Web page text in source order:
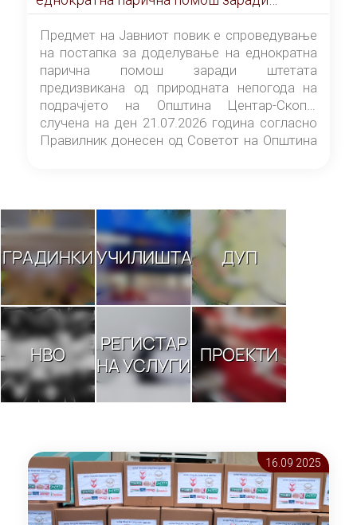
штетата предизвикана од природната
непогода на подрачјето на Општина
Центар-Скопје случена на ден 21.07.2026
година
Предмет на Јавниот повик е спроведување
на постапка за доделување на еднократна
парична помош заради штетата
предизвикана од природната непогода на
подрачјето на Општина Центар-Скопје
случена на ден 21.07.2026 година согласно
Правилник донесен од Советот на Општина
ГРАДИНКИУЧИЛИШТА ДУП
НВО
РЕГИСТАР
НА УСЛУГИ ПРОЕКТИ
16.09 2025